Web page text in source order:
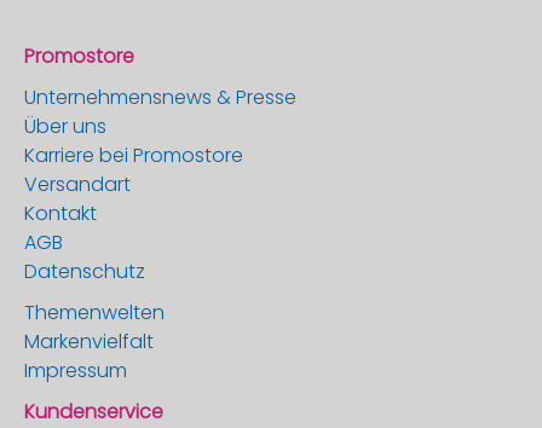
Promostore
Unternehmensnews & Presse
Über uns
Karriere bei Promostore
Versandart
Kontakt
AGB
Datenschutz
Themenwelten
Markenvielfalt
Impressum
Kundenservice